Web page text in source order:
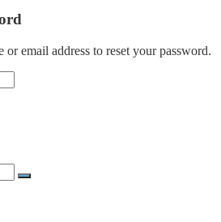
or email address to reset your password.